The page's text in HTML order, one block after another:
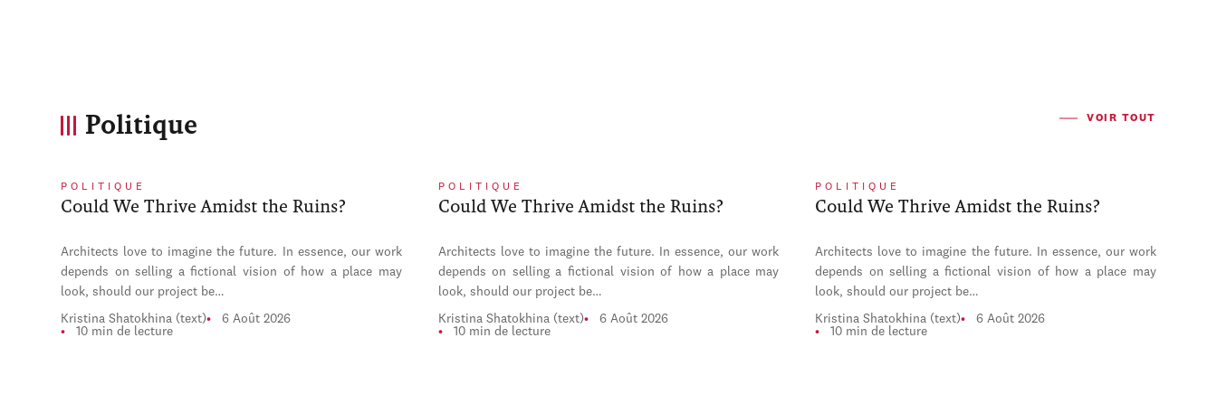
Politique VOIR TOUT
POLITIQUE
Could We Thrive Amidst the Ruins?
Architects love to imagine the future. In essence, our work
depends on selling a fictional vision of how a place may
look, should our project be…
Kristina Shatokhina (text)
6 Août 2026
10 min de lecture
POLITIQUE
Could We Thrive Amidst the Ruins?
Architects love to imagine the future. In essence, our work
depends on selling a fictional vision of how a place may
look, should our project be…
Kristina Shatokhina (text)
6 Août 2026
10 min de lecture
POLITIQUE
Could We Thrive Amidst the Ruins?
Architects love to imagine the future. In essence, our work
depends on selling a fictional vision of how a place may
look, should our project be…
Kristina Shatokhina (text)
6 Août 2026
10 min de lecture